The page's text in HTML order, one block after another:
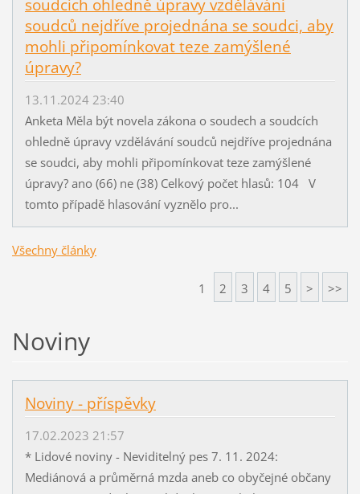
soudcích ohledně úpravy vzdělávání
soudců nejdříve projednána se soudci, aby
mohli připomínkovat teze zamýšlené
úpravy?
13.11.2024 23:40
Anketa Měla být novela zákona o soudech a soudcích
ohledně úpravy vzdělávání soudců nejdříve projednána
se soudci, aby mohli připomínkovat teze zamýšlené
úpravy? ano (66) ne (38) Celkový počet hlasů: 104 V
tomto případě hlasování vyznělo pro...
Všechny články
1 2 3 4 5 > >>
Noviny
Noviny - příspěvky
17.02.2023 21:57
* Lidové noviny - Neviditelný pes 7. 11. 2024:
Mediánová a průměrná mzda aneb co obyčejné občany